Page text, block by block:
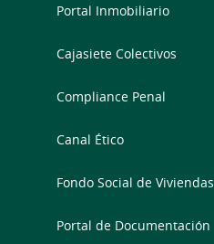
Portal Inmobiliario
Cajasiete Colectivos
Compliance Penal
Canal Ético
Fondo Social de Viviendas
Portal de Documentación